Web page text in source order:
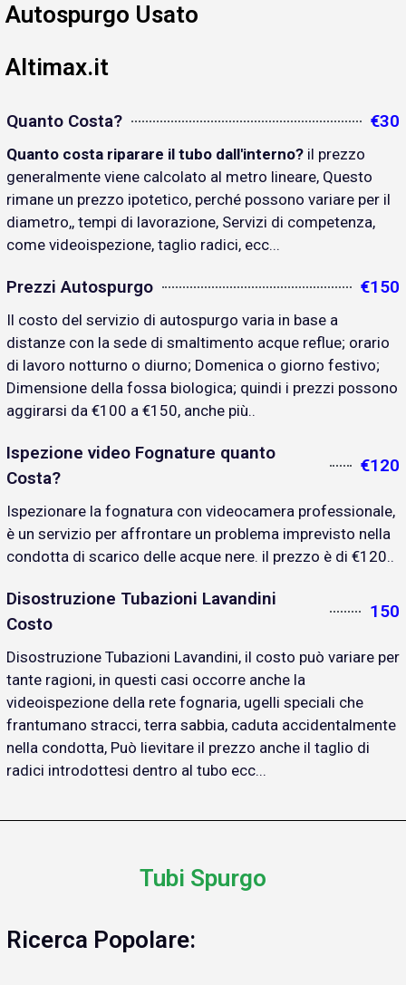
Autospurgo Usato
Altimax.it
Quanto Costa? €30
Quanto costa riparare il tubo dall'interno? il prezzo
generalmente viene calcolato al metro lineare, Questo
rimane un prezzo ipotetico, perché possono variare per il
diametro,, tempi di lavorazione, Servizi di competenza,
come videoispezione, taglio radici, ecc...
Prezzi Autospurgo €150
Il costo del servizio di autospurgo varia in base a
distanze con la sede di smaltimento acque reflue; orario
di lavoro notturno o diurno; Domenica o giorno festivo;
Dimensione della fossa biologica; quindi i prezzi possono
aggirarsi da €100 a €150, anche più..
Ispezione video Fognature quanto
Costa?
€120
Ispezionare la fognatura con videocamera professionale,
è un servizio per affrontare un problema imprevisto nella
condotta di scarico delle acque nere. il prezzo è di €120..
Disostruzione Tubazioni Lavandini
Costo
150
Disostruzione Tubazioni Lavandini, il costo può variare per
tante ragioni, in questi casi occorre anche la
videoispezione della rete fognaria, ugelli speciali che
frantumano stracci, terra sabbia, caduta accidentalmente
nella condotta, Può lievitare il prezzo anche il taglio di
radici introdottesi dentro al tubo ecc...
Tubi Spurgo
Ricerca Popolare: